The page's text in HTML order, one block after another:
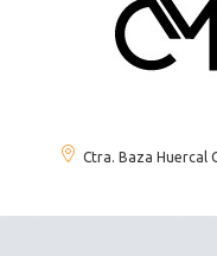
Ctra. Baza Huercal